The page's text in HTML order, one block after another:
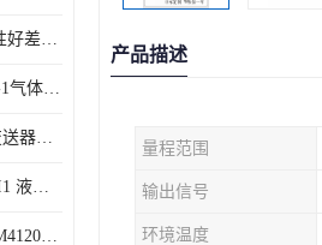
单晶硅压力变送器 线性好差压变送器
盛弘创压力变送器YM-1气体压力传感器负压计
盛弘创赫斯曼型压力变送器HG200 液体压力传感器负压计
盛弘创压力变送器NS-I1 液体压力传感器负压计
盛弘创压力变送器MPM4120C 液体压力传感器负压计
产品描述
量程范围
输出信号
环境温度